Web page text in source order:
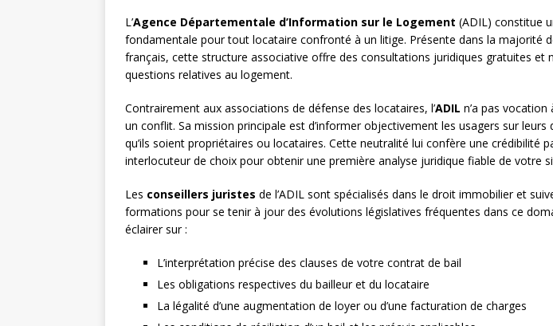
L’Agence Départementale d’Information sur le Logement (ADIL) constitue
fondamentale pour tout locataire confronté à un litige. Présente dans la majorité
français, cette structure associative offre des consultations juridiques gratuites et
questions relatives au logement.
Contrairement aux associations de défense des locataires, l’ADIL n’a pas
un conflit. Sa mission principale est d’informer objectivement les usagers sur
qu’ils soient propriétaires ou locataires. Cette neutralité lui confère une crédibilité
interlocuteur de choix pour obtenir une première analyse juridique fiable de votre
Les conseillers juristes de l’ADIL sont spécialisés dans le droit immobilier et
formations pour se tenir à jour des évolutions législatives fréquentes dans ce
éclairer sur :
L’interprétation précise des clauses de votre contrat de bail
Les obligations respectives du bailleur et du locataire
La légalité d’une augmentation de loyer ou d’une facturation de charges